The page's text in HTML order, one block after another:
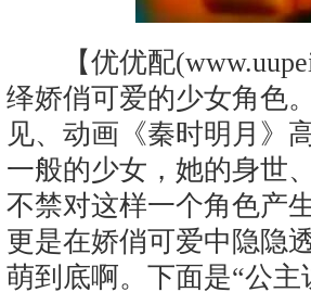
【优优配
绎娇俏可爱的少女角色
见、动画《秦时明月》
一般的少女，她的身世
不禁对这样一个角色产
更是在娇俏可爱中隐隐
萌到底啊。下面是“公主